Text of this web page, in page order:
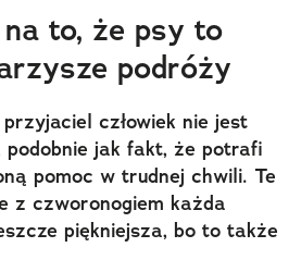
to, że psy to
podróży
człowiek nie jest
podobnie jak fakt, że potrafi
pomoc w trudnej chwili. Te
z czworonogiem każda
piękniejsza, bo to także